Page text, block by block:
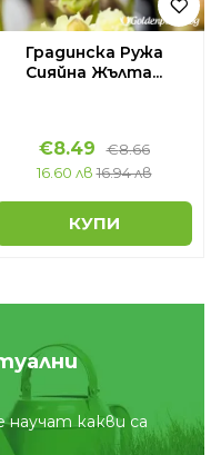
Градинска Ружа
Сияйна Жълта...
€8.49 €8.66
16.60 лв 16.94 лв
КУПИ
какви са